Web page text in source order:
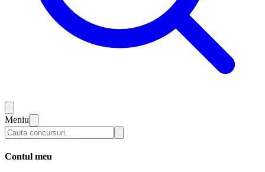
Meniu
Contul meu